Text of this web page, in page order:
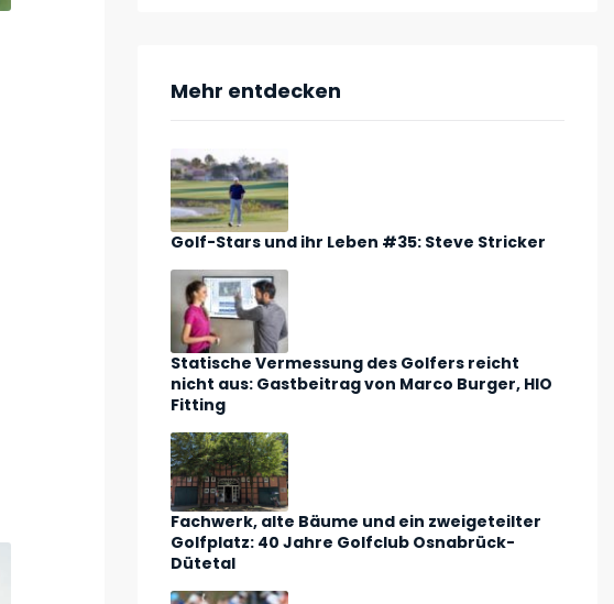
Mehr entdecken
Golf-Stars und ihr Leben #35: Steve Stricker
Statische Vermessung des Golfers reicht
nicht aus: Gastbeitrag von Marco Burger, HIO
Fitting
Fachwerk, alte Bäume und ein zweigeteilter
Golfplatz: 40 Jahre Golfclub Osnabrück-
Dütetal